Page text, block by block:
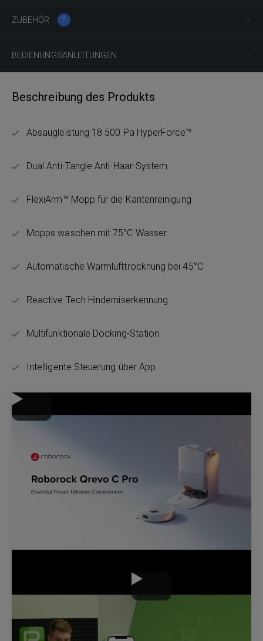
ZUBEHÖR 7
BEDIENUNGSANLEITUNGEN
Beschreibung des Produkts
Absaugleistung 18 500 Pa HyperForce™
Dual Anti-Tangle Anti-Haar-System
FlexiArm™ Mopp für die Kantenreinigung
Mopps waschen mit 75°C Wasser
Automatische Warmlufttrocknung bei 45°C
Reactive Tech Hinderniserkennung
Multifunktionale Docking-Station
Intelligente Steuerung über App